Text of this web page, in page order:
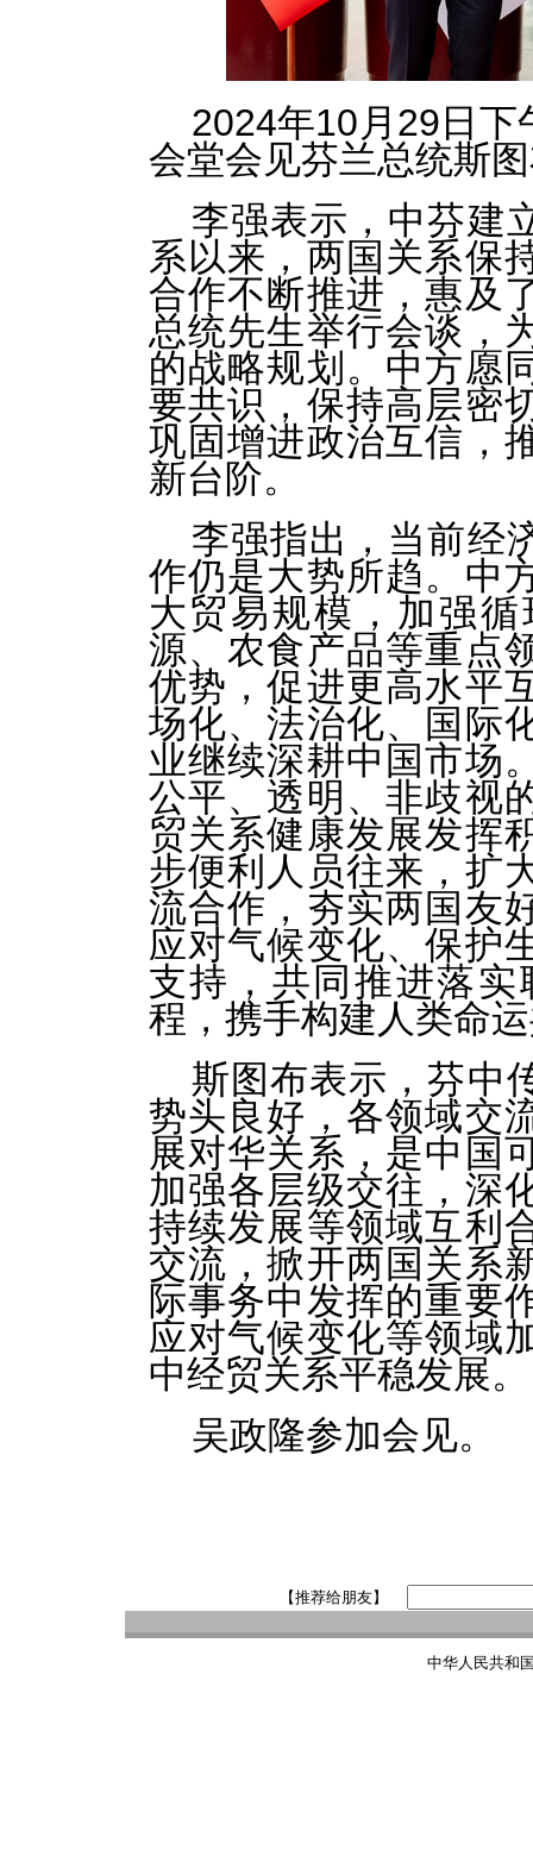
2024年10月29日
会堂会见芬兰总统斯
李强表示，中芬建
系以来，两国关系保
合作不断推进，惠及
总统先生举行会谈，
的战略规划。中方愿
要共识，保持高层密
巩固增进政治互信，
新台阶。
李强指出，当前经
作仍是大势所趋。中
大贸易规模，加强
源、农食产品等重点
优势，促进更高水平
场化、法治化、国际
业继续深耕中国市场
公平、透明、非歧视
贸关系健康发展发挥
步便利人员往来，扩
流合作，夯实两国友
应对气候变化、保护
支持，共同推进落
程，携手构建人类命
斯图布表示，芬中
势头良好，各领域交
展对华关系，是中国
加强各层级交往，深
持续发展等领域互利
交流，掀开两国关系
际事务中发挥的重要
应对气候变化等领域
中经贸关系平稳发展。
吴政隆参加会见。
【推荐给朋友】
中华人民共和